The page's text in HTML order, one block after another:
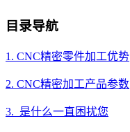
目录导航
1. CNC精密零件加工优势
2. CNC精密加工产品参数
3. 是什么一直困扰您